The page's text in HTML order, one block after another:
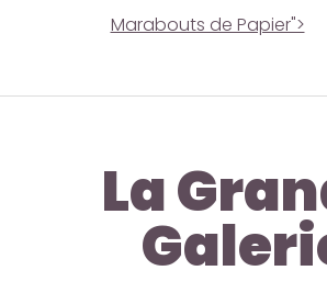
Marabouts de Papier">
La